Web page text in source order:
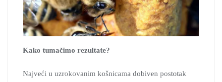
Kako tumačimo rezultate?
Najveći u uzrokovanim košnicama dobiven postotak